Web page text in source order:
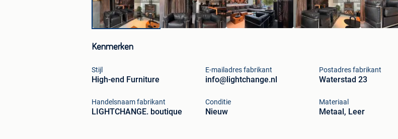
Kenmerken
Stijl
High-end Furniture
E-mailadres fabrikant
info@lightchange.nl
Postadres fabrikant
Waterstad 23
Handelsnaam fabrikant
LIGHTCHANGE. boutique
Conditie
Nieuw
Materiaal
Metaal, Leer